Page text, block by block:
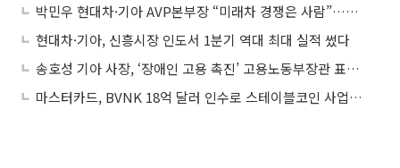
박민우 현대차·기아 AVP본부장 “미래차 경쟁은 사람”…실리콘밸리서 인재 전쟁 전면에
현대차·기아, 신흥시장 인도서 1분기 역대 최대 실적 썼다
송호성 기아 사장, ‘장애인 고용 촉진’ 고용노동부장관 표창 수상
마스터카드, BVNK 18억 달러 인수로 스테이블코인 사업 본격 확장